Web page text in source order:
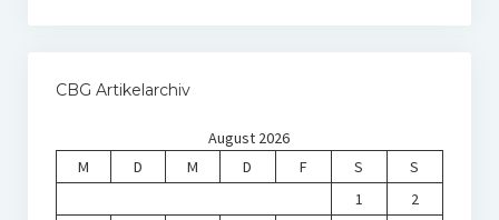
CBG Artikelarchiv
August 2026
M
D M D F S
S
1
2